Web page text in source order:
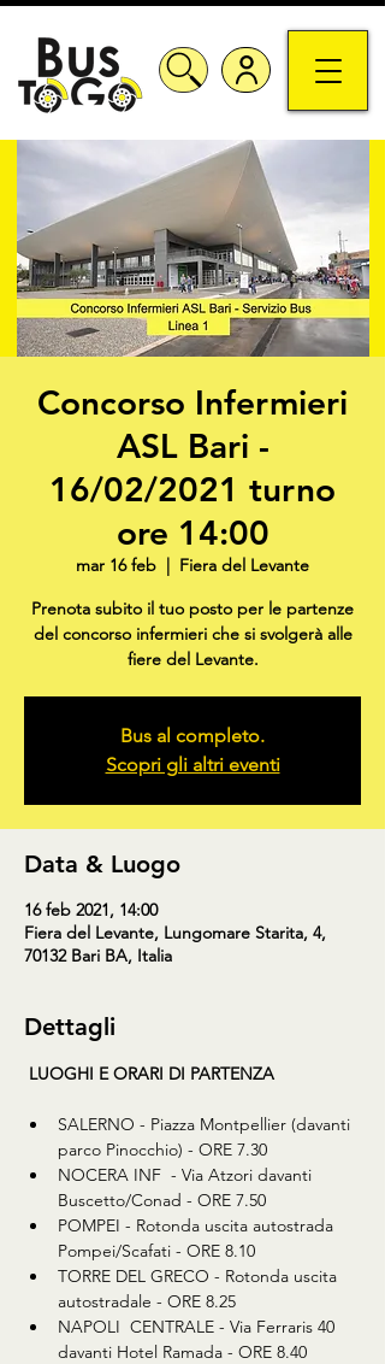
Concorso Infermieri
ASL Bari -
16/02/2021 turno
ore 14:00
mar 16 feb
  |
Fiera del Levante
Prenota subito il tuo posto per le partenze
del concorso infermieri che si svolgerà alle
fiere del Levante.
Bus al completo.
Scopri gli altri eventi
Data & Luogo
16 feb 2021, 14:00
Fiera del Levante, Lungomare Starita, 4,
70132 Bari BA, Italia
Dettagli
LUOGHI E ORARI DI PARTENZA
SALERNO - Piazza Montpellier (davanti
parco Pinocchio) - ORE 7.30
NOCERA INF  - Via Atzori davanti
Buscetto/Conad - ORE 7.50
POMPEI - Rotonda uscita autostrada
Pompei/Scafati - ORE 8.10
TORRE DEL GRECO - Rotonda uscita
autostradale - ORE 8.25
NAPOLI  CENTRALE - Via Ferraris 40
davanti Hotel Ramada - ORE 8.40